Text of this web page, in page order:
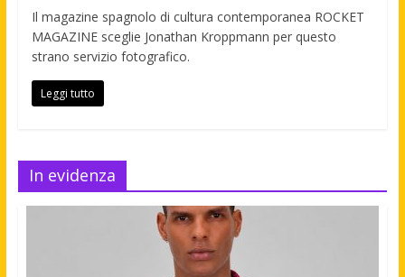
Il magazine spagnolo di cultura contemporanea ROCKET
MAGAZINE sceglie Jonathan Kroppmann per questo
strano servizio fotografico.
Leggi tutto
In evidenza